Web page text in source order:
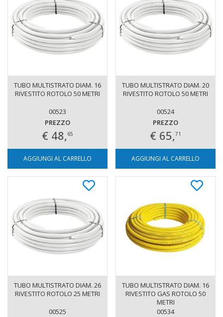
TUBO MULTISTRATO DIAM. 16
RIVESTITO ROTOLO 50 METRI
00523
PREZZO
€ 48,65
AGGIUNGI AL CARRELLO
TUBO MULTISTRATO DIAM. 20
RIVESTITO ROTOLO 50 METRI
00524
PREZZO
€ 65,71
AGGIUNGI AL CARRELLO
TUBO MULTISTRATO DIAM. 26
RIVESTITO ROTOLO 25 METRI
00525
TUBO MULTISTRATO DIAM. 16
RIVESTITO GAS ROTOLO 50
METRI
00534